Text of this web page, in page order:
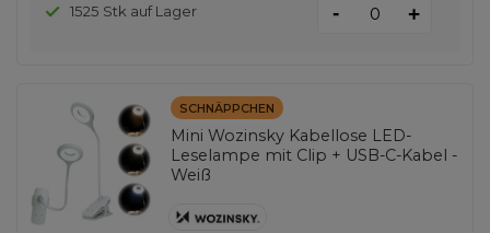
1525 Stk auf Lager - +
SCHNÄPPCHEN
Mini Wozinsky Kabellose LED-
Leselampe mit Clip + USB-C-Kabel -
Weiß